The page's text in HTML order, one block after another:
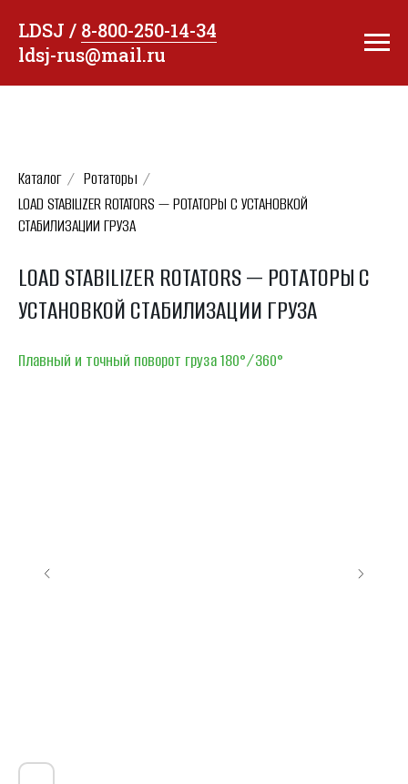
LDSJ / 8-800-250-14-34
ldsj-rus@mail.ru
Каталог / Ротаторы /
LOAD STABILIZER ROTATORS — РОТАТОРЫ С УСТАНОВКОЙ
СТАБИЛИЗАЦИИ ГРУЗА
LOAD STABILIZER ROTATORS — РОТАТОРЫ С
УСТАНОВКОЙ СТАБИЛИЗАЦИИ ГРУЗА
Плавный и точный поворот груза 180°/360°